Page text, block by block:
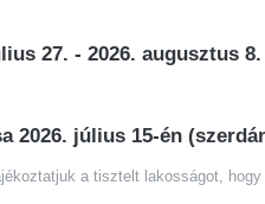
27. - 2026. augusztus 8.
2026. július 15-én
a tisztelt lakosságot,